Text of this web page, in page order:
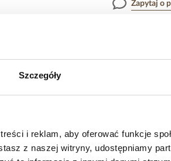
Szczegóły
i reklam, aby oferować funkcje
z naszej witryny, udostępniamy
Zapytaj o
Surowiec: stal
Zobacz inne
Brak opinii
Jeszcze